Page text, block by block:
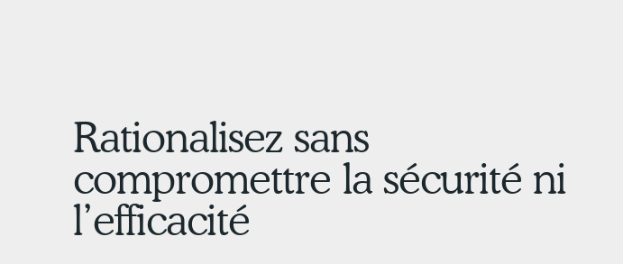
Rationalisez sans
compromettre la sécurité ni
l’efficacité